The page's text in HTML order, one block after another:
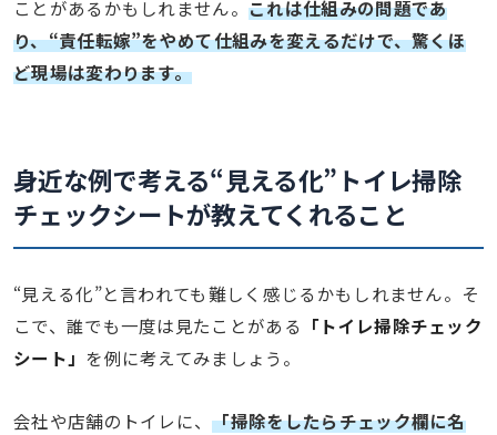
ことがあるかもしれません。これは仕組みの問題であ
り、“責任転嫁”をやめて仕組みを変えるだけで、驚くほ
ど現場は変わります。
身近な例で考える“見える化” トイレ掃除
チェックシートが教えてくれること
“見える化”と言われても難しく感じるかもしれません。そ
こで、誰でも一度は見たことがある 「トイレ掃除チェック
シート」 を例に考えてみましょう。
会社や店舗のトイレに、「掃除をしたらチェック欄に名